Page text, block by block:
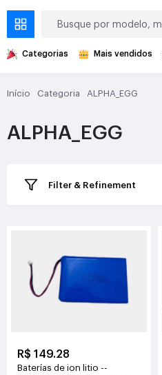
Categorias Mais vendidos
Início Categoria ALPHA_EGG
ALPHA_EGG
Filter & Refinement
R$ 149.28
Baterías de ion litio --